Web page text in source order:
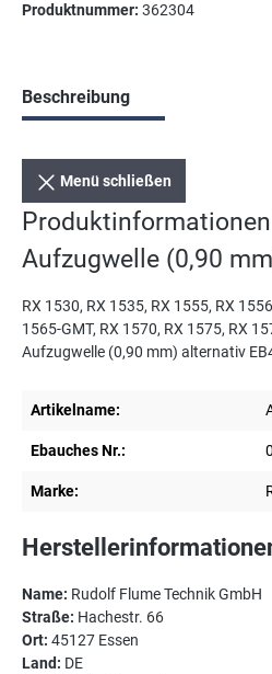
Produktnummer: 362304
Beschreibung
Menü schließen
Produktinformationen
Aufzugwelle (0,90
RX 1530, RX 1535, RX 1555, RX
1565-GMT, RX 1570, RX 1575, RX
Aufzugwelle (0,90 mm) alternativ
Artikelname:
Ebauches Nr.:
Marke:
Name: Rudolf Flume Technik GmbH
Straße: Hachestr. 66
Ort: 45127 Essen
Land: DE